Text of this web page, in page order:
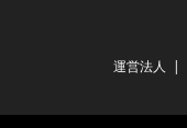
運営法人